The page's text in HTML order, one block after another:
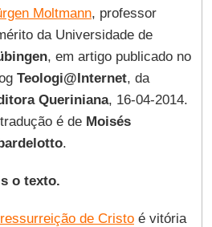
Moltmann, professor
da Universidade de
, em artigo publicado no
Teologi@Internet, da
Queriniana, 16-04-2014.
é de Moisés
.
o texto.
ressurreição de Cristoé vitória